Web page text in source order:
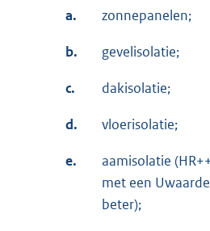
a. zonnepanelen;
b. gevelisolatie;
c. dakisolatie;
d. vloerisolatie;
e.
aamisolatie
met een
beter);